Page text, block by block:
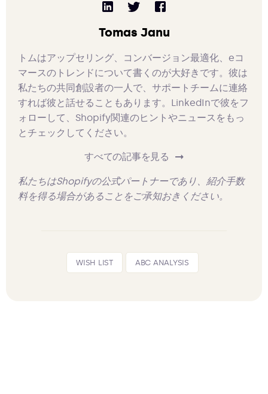
Tomas Janu
トムはアップセリング、コンバージョン最適化、eコ
マースのトレンドについて書くのが大好きです。彼は
私たちの共同創設者の一人で、サポートチームに連絡
すれば彼と話せることもあります。LinkedInで彼をフ
ォローして、Shopify関連のヒントやニュースをもっ
とチェックしてください。
すべての記事を見る
私たちはShopifyの公式パートナーであり、紹介手数
料を得る場合があることをご承知おきください。
WISH LIST ABC ANALYSIS